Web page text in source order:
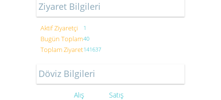
Ziyaret Bilgileri
Aktif Ziyaretçi 1
Bugün Toplam40
Toplam Ziyaret141637
Döviz Bilgileri
Alış Satış